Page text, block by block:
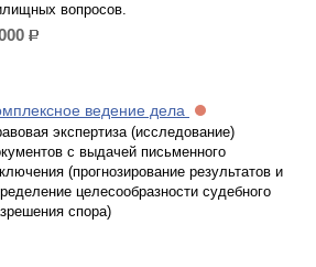
вопросов.
р.
ведение дела
экспертиза (исследование)
с выдачей письменного
(прогнозирование результатов и
целесообразности судебного
спора)